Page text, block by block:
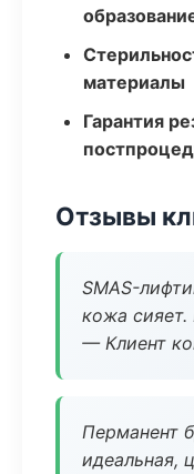
материалы
Гарантия
Отзывы
SMAS-
кожа сияет.
— Клиент
Перманент
идеальная,